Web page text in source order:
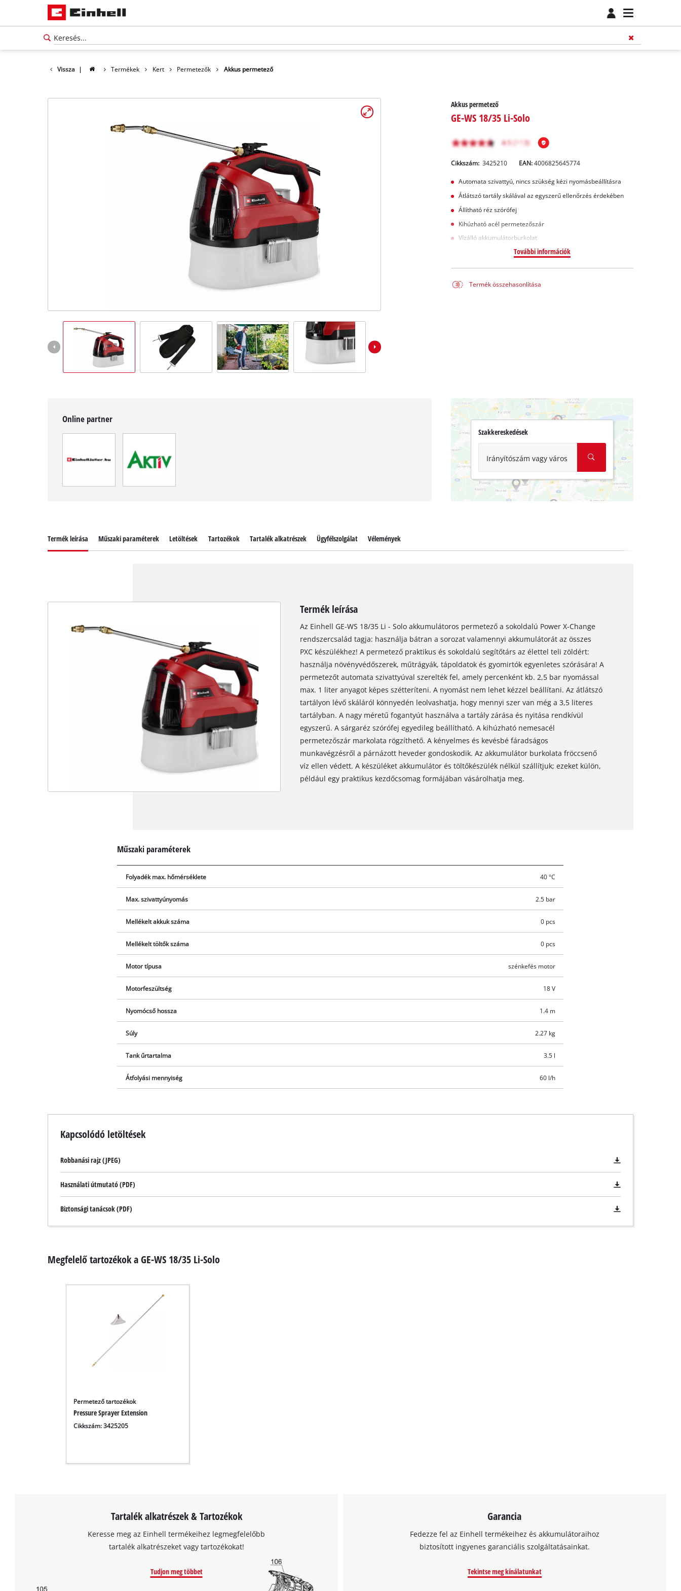
Vissza | Termékek Kert Permetezők Akkus permetező
Akkus permetező
GE-WS 18/35 Li-Solo
Cikkszám: 3425210 EAN:4006825645774
Automata szivattyú, nincs szükség kézi nyomásbeállításra
Átlátszó tartály skálával az egyszerű ellenőrzés érdekében
Állítható réz szórófej
Kihúzható acél permetezőszár
Vízálló akkumulátorburkolat
További információk
Termék összehasonlítása
Online partner
Szakkereskedések
Irányítószám vagy város
A Google Maps szolgáltatás betöltéséhez
Termék leírása Műszaki paraméterek Letöltések Tartozékok Tartalék alkatrészek Ügyfélszolgálat Vélemények
Termék leírása
Az Einhell GE-WS 18/35 Li - Solo akkumulátoros permetező a sokoldalú Power X-Change
rendszercsalád tagja: használja bátran a sorozat valamennyi akkumulátorát az összes
PXC készülékhez! A permetező praktikus és sokoldalú segítőtárs az élettel teli zöldért:
használja növényvédőszerek, műtrágyák, tápoldatok és gyomirtók egyenletes szórására! A
permetezőt automata szivattyúval szerelték fel, amely percenként kb. 2,5 bar nyomással
max. 1 liter anyagot képes szétteríteni. A nyomást nem lehet kézzel beállítani. Az átlátszó
tartályon lévő skáláról könnyedén leolvashatja, hogy mennyi szer van még a 3,5 literes
tartályban. A nagy méretű fogantyút használva a tartály zárása és nyitása rendkívül
egyszerű. A sárgaréz szórófej egyedileg beállítható. A kihúzható nemesacél
permetezőszár markolata rögzíthető. A kényelmes és kevésbé fáradságos
munkavégzésről a párnázott heveder gondoskodik. Az akkumulátor burkolata fröccsenő
víz ellen védett. A készüléket akkumulátor és töltőkészülék nélkül szállítjuk; ezeket külön,
például egy praktikus kezdőcsomag formájában vásárolhatja meg.
Műszaki paraméterek
Folyadék max. hőmérséklete 40 °C
Max. szivattyúnyomás 2.5 bar
Mellékelt akkuk száma 0 pcs
Mellékelt töltők száma 0 pcs
Motor típusa szénkefés motor
Motorfeszültség 18 V
Nyomócső hossza 1.4 m
Súly 2.27 kg
Tank űrtartalma 3.5 l
Átfolyási mennyiség 60 l/h
Kapcsolódó letöltések
Robbanási rajz (JPEG)
Használati útmutató (PDF)
Biztonsági tanácsok (PDF)
Megfelelő tartozékok a GE-WS 18/35 Li-Solo
Permetező tartozékok
Pressure Sprayer Extension
Cikkszám: 3425205
Tartalék alkatrészek & Tartozékok
Keresse meg az Einhell termékeihez legmegfelelőbb
tartalék alkatrészeket vagy tartozékokat!
Tudjon meg többet
Garancia
Fedezze fel az Einhell termékeihez és akkumulátoraihoz
biztosított ingyenes garanciális szolgáltatásainkat.
Tekintse meg kínálatunkat